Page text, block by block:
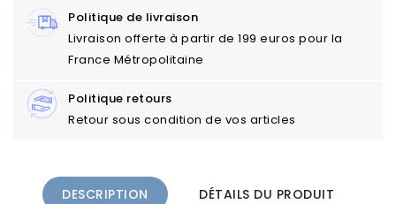
Politique de livraison
Livraison offerte à partir de 199 euros pour la
France Métropolitaine
Politique retours
Retour sous condition de vos articles
DESCRIPTION DÉTAILS DU PRODUIT